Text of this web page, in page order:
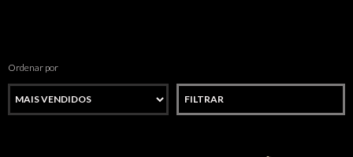
Ordenar por
FILTRAR